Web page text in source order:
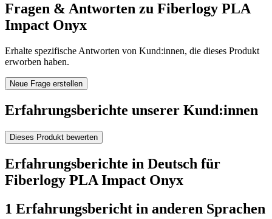
Fragen & Antworten zu Fiberlogy PLA
Impact Onyx
Erhalte spezifische Antworten von Kund:innen, die dieses Produkt
erworben haben.
Neue Frage erstellen
Erfahrungsberichte unserer Kund:innen
Dieses Produkt bewerten
Erfahrungsberichte in Deutsch für
Fiberlogy PLA Impact Onyx
1 Erfahrungsbericht in anderen Sprachen